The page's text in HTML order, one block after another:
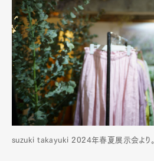
suzuki takayuki 2024年春夏展示会より。